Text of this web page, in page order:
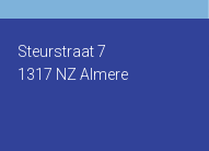
Steurstraat 7
1317 NZ Almere